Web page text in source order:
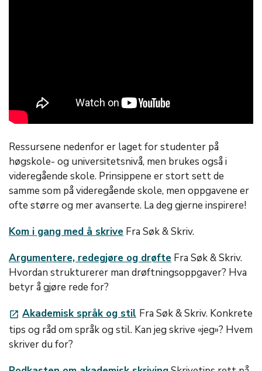
Ressursene nedenfor er laget for studenter på
høgskole- og universitetsnivå, men brukes også i
videregående skole. Prinsippene er stort sett de
samme som på videregående skole, men oppgavene er
ofte større og mer avanserte. La deg gjerne inspirere!
Kom i gang med å skrive Fra Søk & Skriv.
Argumentere, redegjøre og drøfte Fra Søk & Skriv.
Hvordan strukturerer man drøftningsoppgaver? Hva
betyr å gjøre rede for?
launch Akademisk språk og stil Fra Søk & Skriv. Konkrete
tips og råd om språk og stil. Kan jeg skrive «jeg»? Hvem
skriver du for?